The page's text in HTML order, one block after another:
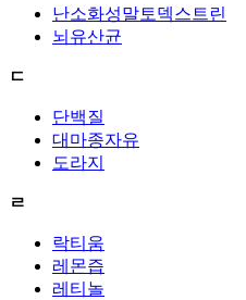
난소화성말토덱스트린
뇌유산균
ㄷ
단백질
대마종자유
도라지
ㄹ
락티움
레몬즙
레티놀